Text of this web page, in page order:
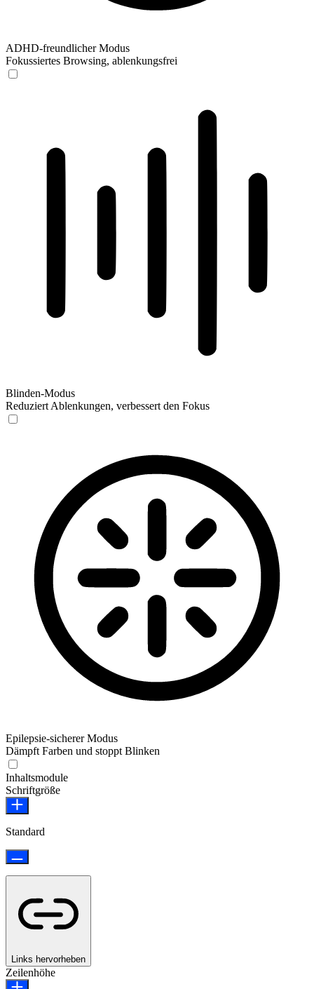
ADHD-freundlicher Modus
Fokussiertes Browsing, ablenkungsfrei
Blinden-Modus
Reduziert Ablenkungen, verbessert den Fokus
Epilepsie-sicherer Modus
Dämpft Farben und stoppt Blinken
Inhaltsmodule
Schriftgröße
Standard
Links hervorheben
Zeilenhöhe